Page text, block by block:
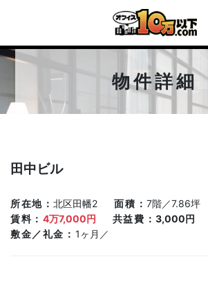
物件詳細
田中ビル
所在地 北区田幡2 面積
7階／7.86坪
賃料
4万7,000円 共益費
3,000円
敷金／礼金
1ヶ月／